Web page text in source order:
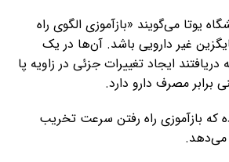
یوتا می‌گویند «بازآموزی الگوی راه
غیر دارویی باشد. آن‌ها در یک
ایجاد تغییرات جزئی در زاویه پا
برابر مصرف دارو دارد.
بازآموزی راه رفتن سرعت تخریب
می‌دهد.